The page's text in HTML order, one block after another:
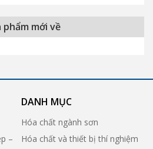
phẩm mới về
–
DANH MỤC
Hóa chất ngành sơn
Hóa chất và thiết bị thí nghiệm